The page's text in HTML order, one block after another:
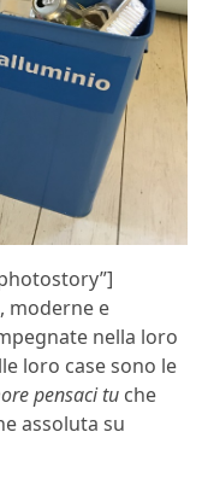
moderne e
nella loro
loro case sono le
pensaci tu che
assoluta su